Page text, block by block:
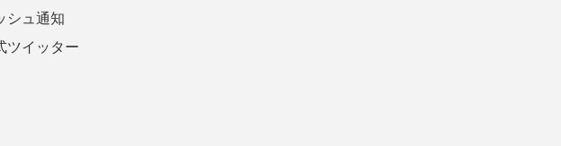
シュ通知
ツイッター